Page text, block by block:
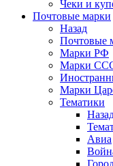
Чеки и
Почтовые марки
Назад
Почтовые
Марки РФ
Марки
Марки
Тематики
Авиа